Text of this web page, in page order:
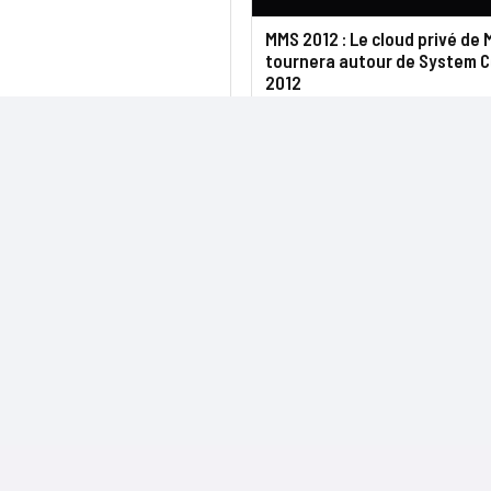
MMS 2012 : Le cloud privé
tournera autour de System
2012